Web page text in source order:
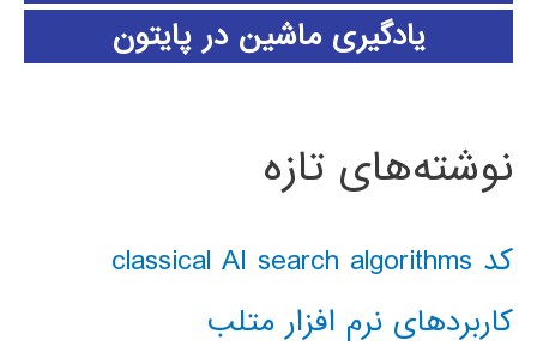
یادگیری ماشین در پایتون
نوشته‌های تازه
کد classical AI search algorithms
کاربردهای نرم افزار متلب